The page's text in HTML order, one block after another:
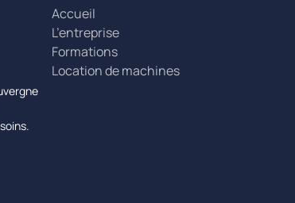
Accueil
L’entreprise
Formations
Location de machines